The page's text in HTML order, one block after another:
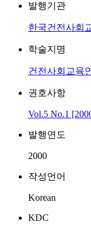
발행기관
한국건전사회
학술지명
건전사회교육
권호사항
Vol.5 No.1
발행연도
2000
작성언어
Korean
KDC